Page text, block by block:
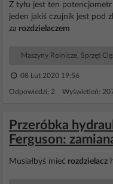
Z tyłu jest ten
jeden jakiś czujnik jest pod
za rozdzielaczem
Maszyny Rolnicze, Sprzęt
08 Lut 2020 19:56
Odpowiedzi: 2 Wyświetleń:
Przeróbka
Ferguson:
Musiałbyś mieć rozdzielacz